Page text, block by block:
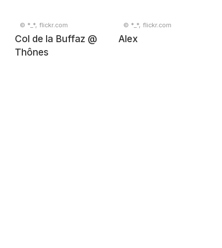
© *_*, flickr.com
Col de la Buffaz @
Thônes
© *_*, flickr.com
Alex